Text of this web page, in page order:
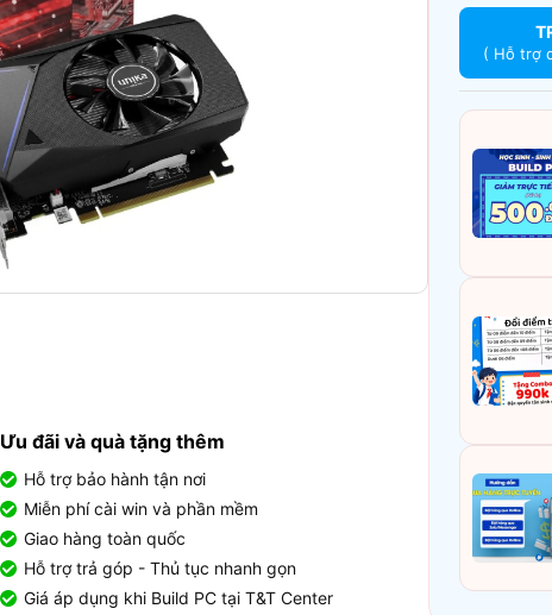
Ưu đãi và quà tặng thêm
Hỗ trợ bảo hành tận nơi
Miễn phí cài win và phần mềm
Giao hàng toàn quốc
Hỗ trợ trả góp - Thủ tục nhanh gọn
Giá áp dụng khi Build PC tại T&T Center
( Hỗ trợ